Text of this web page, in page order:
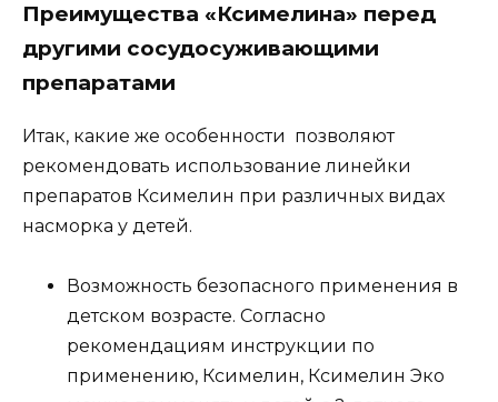
Преимущества «Ксимелина» перед
другими сосудосуживающими
препаратами
Итак, какие же особенности позволяют
рекомендовать использование линейки
препаратов Ксимелин при различных видах
насморка у детей.
Возможность безопасного применения в
детском возрасте. Согласно
рекомендациям инструкции по
применению, Ксимелин, Ксимелин Эко